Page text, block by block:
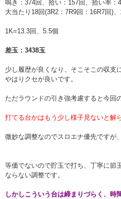
鳴き：374回、拾い：157回、拾い率：
大当たり18回(3R2：7R9回：16R7回)
1K=13.3回、5.5個
差玉：3438玉
少し履歴が良くなり、そこそこの収支
やはりクセが良いです。
ただラウンドの引き強考慮すると今回
打てる台かはもう少し様子見ないと解
微妙な調整なのでスロエナ優先ですが
等価でないので貯玉で打ち、丁寧に節
ならない調整です。
しかしこういう台は締まりづらく、時